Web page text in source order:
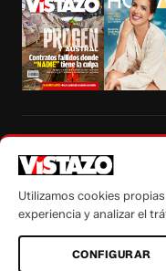
autorización escrita de su
Utilizamos cookies
experiencia y analizar el
CONFIGURAR